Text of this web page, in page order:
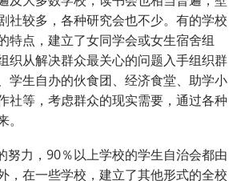
社较多，各种研究会也不少。有的学校
特点，建立了女同学会或女生宿舍组
织从解决群众最关心的问题入手组织群
学生自办的伙食团、经济食堂、助学小
社等，考虑群众的现实需要，通过各种
努力，90％以上学校的学生自治会都由
，在一些学校，建立了其他形式的全校